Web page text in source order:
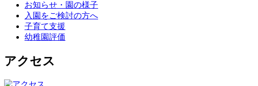
お知らせ・園の様子
入園をご検討の方へ
子育て支援
幼稚園評価
アクセス